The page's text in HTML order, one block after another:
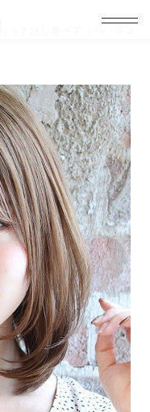
っとひし形ヘア（TK−５５